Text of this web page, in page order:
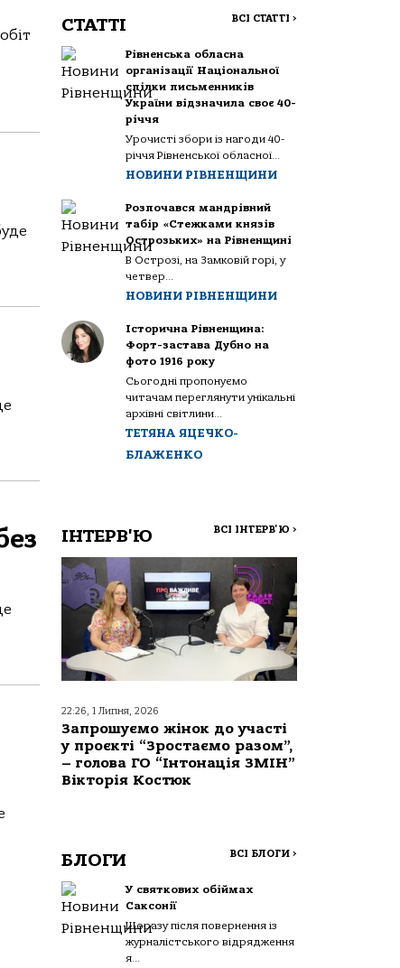
СТАТТІ ВСІ СТАТТІ >
Рівненська обласна
організації Національної
спілки письменників
України відзначила своє 40-
річчя
Урочисті збори із нагоди 40-
річчя Рівненської обласної...
НОВИНИ РІВНЕНЩИНИ
Розпочався мандрівний
табір «Стежками князів
Острозьких» на Рівненщині
В Острозі, на Замковій горі, у
четвер...
НОВИНИ РІВНЕНЩИНИ
Історична Рівненщина:
Форт-застава Дубно на
фото 1916 року
Сьогодні пропонуємо
читачам переглянути унікальні
архівні світлини...
ТЕТЯНА ЯЦЕЧКО-
БЛАЖЕНКО
ІНТЕРВ'Ю ВСІ ІНТЕРВ'Ю >
22:26, 1 Липня, 2026
Запрошуємо жінок до участі
у проєкті “Зростаємо разом”,
– голова ГО “Інтонація ЗМІН”
Вікторія Костюк
БЛОГИ ВСІ БЛОГИ >
У святкових обіймах
Саксонії
Щоразу після повернення із
журналістського відрядження
я...